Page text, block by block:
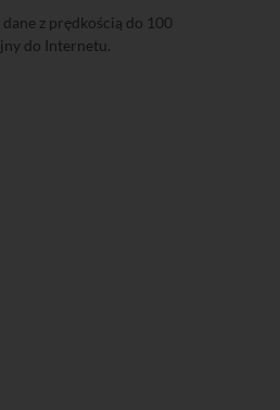
z prędkością do 100
do Internetu.